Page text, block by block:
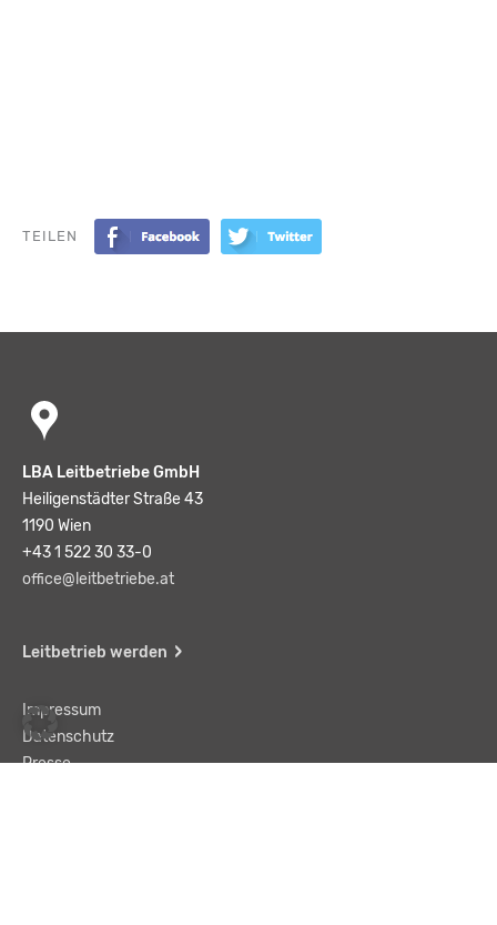
TEILEN
LBA Leitbetriebe GmbH
Heiligenstädter Straße 43
1190 Wien
+43 1 522 30 33-0
office@leitbetriebe.at
Leitbetrieb werden
Impressum
Datenschutz
Presse